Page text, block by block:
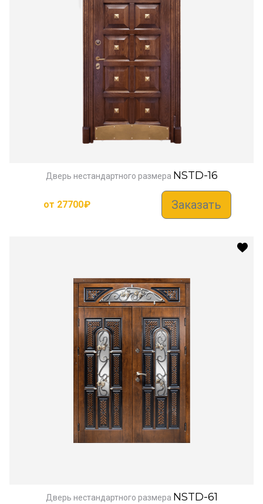
Дверь нестандартного размера NSTD-16
от 27700₽ Заказать
Дверь нестандартного размера NSTD-61